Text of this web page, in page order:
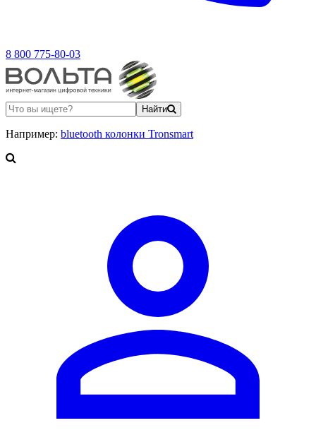
8 800 775-80-03
Найти
Например: bluetooth колонки Tronsmart